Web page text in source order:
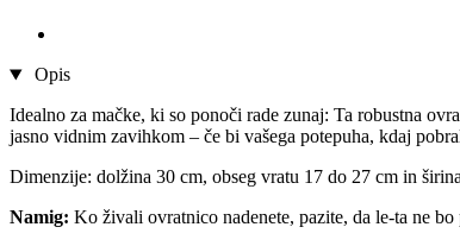
Opis
Idealno za mačke, ki so ponoči rade zunaj: Ta robustna
jasno vidnim zavihkom – če bi vašega potepuha, kdaj
Dimenzije: dolžina 30 cm, obseg vratu 17 do 27 cm in
Namig: Ko živali ovratnico nadenete, pazite, da le-ta ne